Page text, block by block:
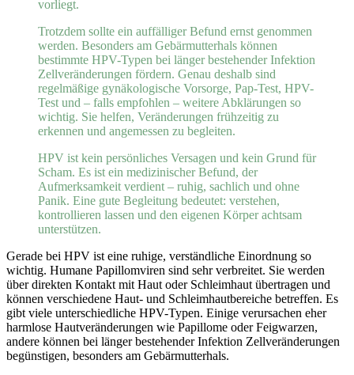
vorliegt.
Trotzdem sollte ein auffälliger Befund ernst genommen
werden. Besonders am Gebärmutterhals können
bestimmte HPV-Typen bei länger bestehender Infektion
Zellveränderungen fördern. Genau deshalb sind
regelmäßige gynäkologische Vorsorge, Pap-Test, HPV-
Test und – falls empfohlen – weitere Abklärungen so
wichtig. Sie helfen, Veränderungen frühzeitig zu
erkennen und angemessen zu begleiten.
HPV ist kein persönliches Versagen und kein Grund für
Scham. Es ist ein medizinischer Befund, der
Aufmerksamkeit verdient – ruhig, sachlich und ohne
Panik. Eine gute Begleitung bedeutet: verstehen,
kontrollieren lassen und den eigenen Körper achtsam
unterstützen.
Gerade bei HPV ist eine ruhige, verständliche Einordnung so
wichtig. Humane Papillomviren sind sehr verbreitet. Sie werden
über direkten Kontakt mit Haut oder Schleimhaut übertragen und
können verschiedene Haut- und Schleimhautbereiche betreffen. Es
gibt viele unterschiedliche HPV-Typen. Einige verursachen eher
harmlose Hautveränderungen wie Papillome oder Feigwarzen,
andere können bei länger bestehender Infektion Zellveränderungen
begünstigen, besonders am Gebärmutterhals.